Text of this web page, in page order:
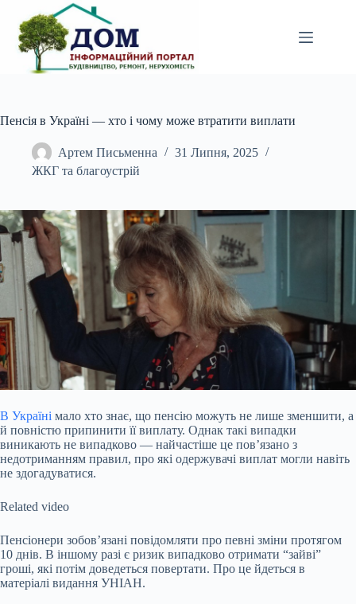
вмісту
Пенсія в Україні — хто і чому може втратити виплати
Артем Письменна
31 Липня, 2025
ЖКГ та благоустрій
В Україні мало хто знає, що пенсію можуть не лише зменшити, а
й повністю припинити її виплату. Однак такі випадки
виникають не випадково — найчастіше це пов’язано з
недотриманням правил, про які одержувачі виплат могли навіть
не здогадуватися.
Related video
Пенсіонери зобов’язані повідомляти про певні зміни протягом
10 днів. В іншому разі є ризик випадково отримати “зайві”
гроші, які потім доведеться повертати. Про це йдеться в
матеріалі видання УНІАН.